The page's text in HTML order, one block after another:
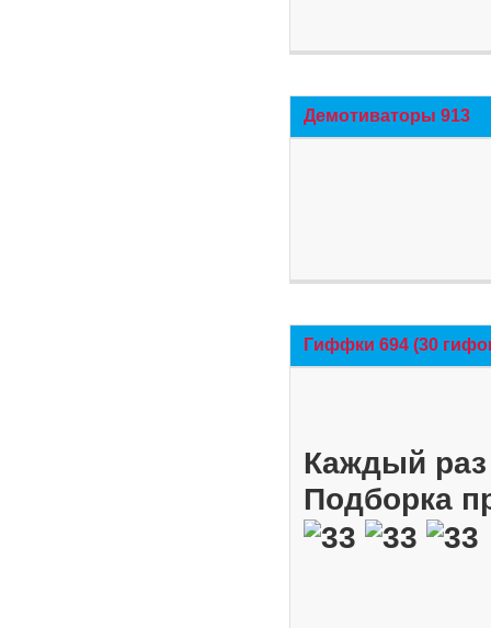
Демотиваторы 913
Гиффки 694 (30
Каждый
Подборка